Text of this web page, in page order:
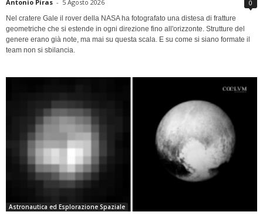
Antonio Piras - 5 Agosto 2026 0
Nel cratere Gale il rover della NASA ha fotografato una distesa di fratture
geometriche che si estende in ogni direzione fino all'orizzonte. Strutture del
genere erano già note, ma mai su questa scala. E su come si siano formate il
team non si sbilancia.
Astronautica ed Esplorazione Spaziale